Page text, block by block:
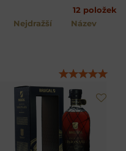
video?
12 položek
Nejdražší
Název